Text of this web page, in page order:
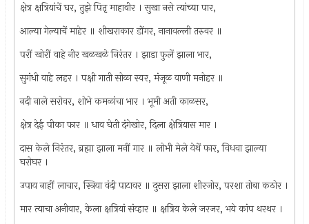
क्षेत्र क्षत्रियांचें घर, तुझे पितृ माहावीर । सुखा नसे त्यांच्या पार,
आल्या गेल्याचें माहेर ॥ शीखराकार डोंगर, नानावल्ली तरुवर ॥
परीं खोरीं वाहे नीर खळखळे निरंतर । झाडा फुलें झाला भार,
सुगंधी वाहे लहर । पक्षी गाती सोळा स्वर, मंजूळ वाणी मनोहर ॥
नदी नाले सरोवर, शोभे कमळांचा भार । भूमी अती काळसर,
क्षेत्र देई पीका फार ॥ धाव घेती दंगेखोर, दिला क्षेत्रियास मार ।
दास केले निरंतर, ब्रह्मा झाला मनीं गार ॥ लोभी मेले येथें फार, विधवा झाल्या
घरोघर ।
उपाय नाहीं लाचार, स्त्रिया वंदी पाटावर ॥ दुसरा झाला शीरजोर, परशा तोबा कठोर ।
मार त्याचा अनीवार, केला क्षत्रियां संव्हार ॥ क्षत्रिय केले जरजर, भये कांप थरथर ।